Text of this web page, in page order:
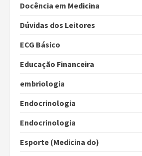
Docência em Medicina
Dúvidas dos Leitores
ECG Básico
Educação Financeira
embriologia
Endocrinologia
Endocrinologia
Esporte (Medicina do)